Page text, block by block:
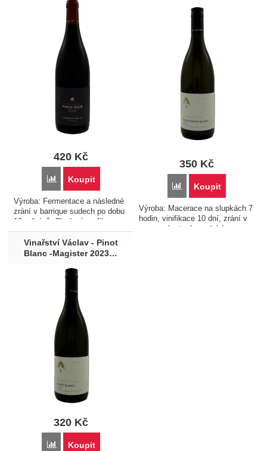
420 Kč
Porovnat
Koupit
Výroba: Fermentace a následné
zrání v barrique sudech po dobu
10 měsíců. Chuťový profil:
Typický jemný a elegantní Pinot
Noir s naprosto jasným
odrůdovým projevem, atraktivní
350 Kč
Porovnat
Koupit
Výroba: Macerace na slupkách 7
hodin, vinifikace 10 dní, zrání v
nerezovém tanku, mícháno na
Vinařství Václav - Pinot
Blanc -Magister 2023…
320 Kč
Porovnat
Koupit